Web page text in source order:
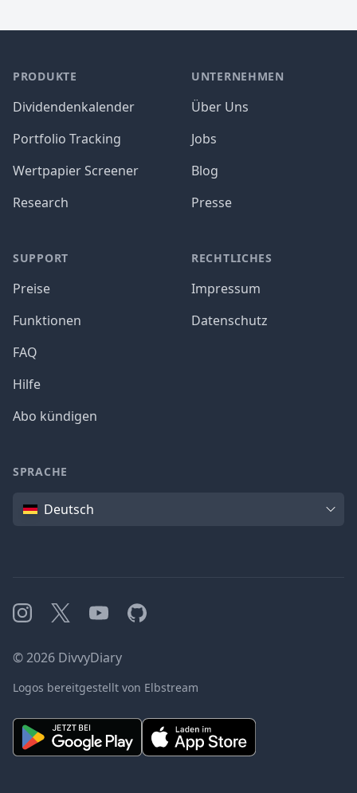
PRODUKTE
Dividendenkalender
Portfolio Tracking
Wertpapier Screener
Research
SUPPORT
Preise
Funktionen
FAQ
Hilfe
Abo kündigen
UNTERNEHMEN
Über Uns
Jobs
Blog
Presse
RECHTLICHES
Impressum
Datenschutz
SPRACHE
SpracheDeutsch
Instagram
X YouTubeGitHub
©2026 DivvyDiary
Logos bereitgestellt von Elbstream